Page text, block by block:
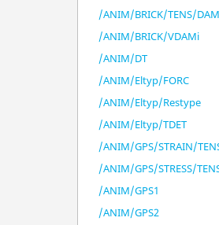
/ANIM/BRICK/TENS/
/ANIM/BRICK/VDAMi
/ANIM/DT
/ANIM/Eltyp/FORC
/ANIM/Eltyp/Restype
/ANIM/Eltyp/TDET
/ANIM/GPS/STRAIN/
/ANIM/GPS/STRESS/
/ANIM/GPS1
/ANIM/GPS2